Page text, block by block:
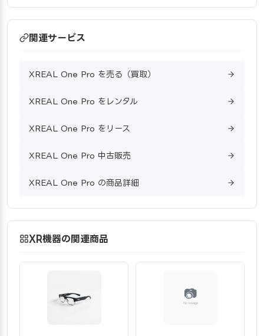
関連サービス
XREAL One Pro を売る（買取）
XREAL One Pro をレンタル
XREAL One Pro をリース
XREAL One Pro 中古販売
XREAL One Pro の商品詳細
XR機器の関連商品